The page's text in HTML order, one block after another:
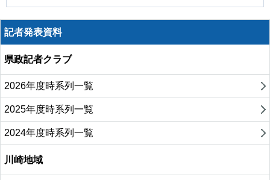
記者発表資料
県政記者クラブ
2026年度時系列一覧
2025年度時系列一覧
2024年度時系列一覧
川崎地域